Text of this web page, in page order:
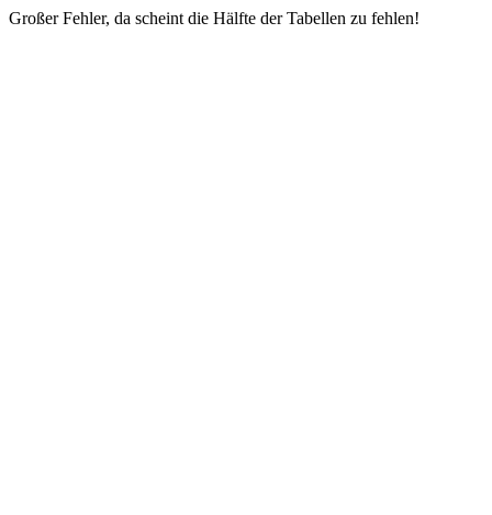
Großer Fehler, da scheint die Hälfte der Tabellen zu fehlen!